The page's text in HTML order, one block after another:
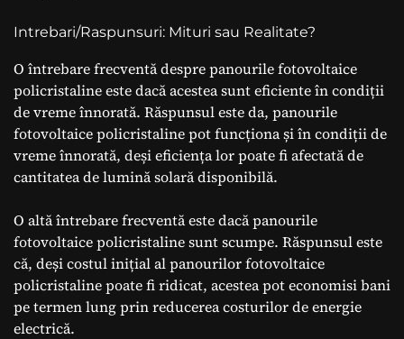
Intrebari/Raspunsuri: Mituri sau Realitate?
O întrebare frecventă despre panourile fotovoltaice
policristaline este dacă acestea sunt eficiente în condiții
de vreme înnorată. Răspunsul este da, panourile
fotovoltaice policristaline pot funcționa și în condiții de
vreme înnorată, deși eficiența lor poate fi afectată de
cantitatea de lumină solară disponibilă.
O altă întrebare frecventă este dacă panourile
fotovoltaice policristaline sunt scumpe. Răspunsul este
că, deși costul inițial al panourilor fotovoltaice
policristaline poate fi ridicat, acestea pot economisi bani
pe termen lung prin reducerea costurilor de energie
electrică.